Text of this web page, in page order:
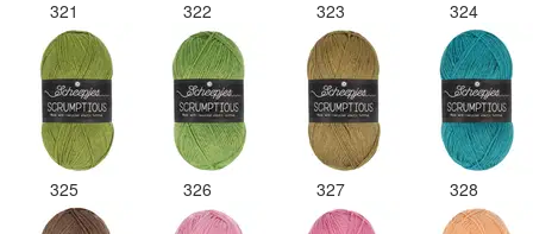
321 322 323 324
325 326 327 328